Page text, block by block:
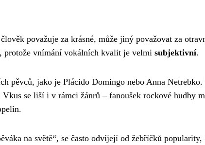
považuje za krásné, může jiný považovat za
protože vnímání vokálních kvalit je velmi subjektivní.
pěvců, jako je Plácido Domingo nebo Anna
se liší i v rámci žánrů – fanoušek rockové hudby
na světě“, se často odvíjejí od žebříčků